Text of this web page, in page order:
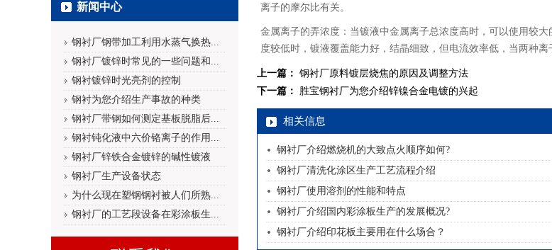
新闻中心
钢衬厂钢带加工利用水蒸气换热...
钢衬厂镀锌时常见的一些问题和...
钢衬镀锌时光亮剂的控制
钢衬为您介绍生产事故的种类
钢衬厂带钢如何测定基板脱脂后...
钢衬钝化液中六价铬离子的作用...
钢衬厂锌铁合金镀锌的碱性镀液
钢衬厂生产设备状态
为什么现在塑钢钢衬被人们所熟...
钢衬厂的工艺段设备在彩涂板生...
离子的摩尔比有关。
金属离子的弄浓度：当镀液中金属离子总浓度高时，可以使用较
度较低时，镀液覆盖能力好，结晶细致，但电流效率低，当两种
上一篇： 钢衬厂原料镀层烧焦的原因及调整方法
下一篇：
胜宝钢衬厂为您介绍锌镍合金电镀的兴起
相关信息
钢衬厂介绍燃烧机的大致点火顺序如何?
钢衬厂清洗化涂区生产工艺流程介绍
钢衬厂使用溶剂的性能和特点
钢衬厂介绍国内彩涂板生产的发展概况?
钢衬厂介绍印花板主要用在什么场合？